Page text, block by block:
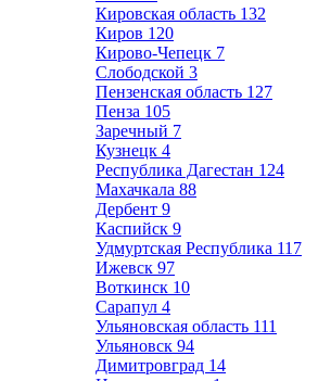
Кировская область 132
Киров 120
Кирово-Чепецк 7
Слободской 3
Пензенская область 127
Пенза 105
Заречный 7
Кузнецк 4
Республика Дагестан 124
Махачкала 88
Дербент 9
Каспийск 9
Удмуртская Республика 117
Ижевск 97
Воткинск 10
Сарапул 4
Ульяновская область 111
Ульяновск 94
Димитровград 14